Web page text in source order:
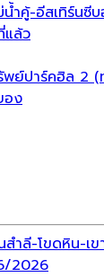
ำคู้-อีสเทิร์นซี
แล้ว
พย์ปาร์คฮิล 2
อง
ำลี-โขดหิน-เข
2026